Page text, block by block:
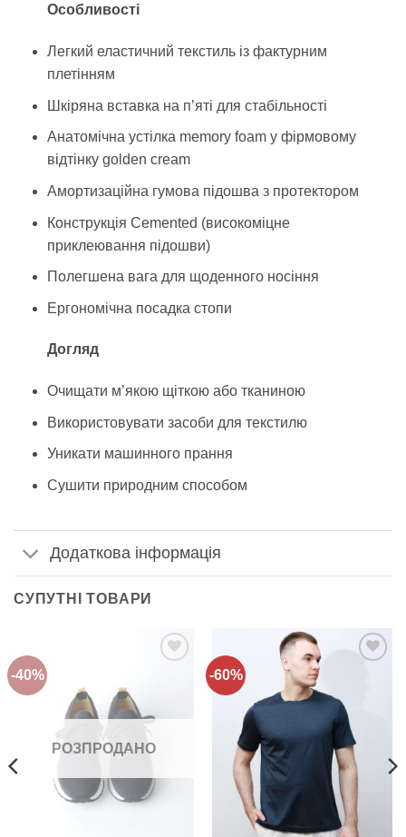
Особливості
Легкий еластичний текстиль із фактурним
плетінням
Шкіряна вставка на п’яті для стабільності
Анатомічна устілка memory foam у фірмовому
відтінку golden cream
Амортизаційна гумова підошва з протектором
Конструкція Cemented (високоміцне
приклеювання підошви)
Полегшена вага для щоденного носіння
Ергономічна посадка стопи
Догляд
Очищати м’якою щіткою або тканиною
Використовувати засоби для текстилю
Уникати машинного прання
Сушити природним способом
Додаткова інформація
СУПУТНІ ТОВАРИ
-40%
РОЗПРОДАНО
-60%
бажань!